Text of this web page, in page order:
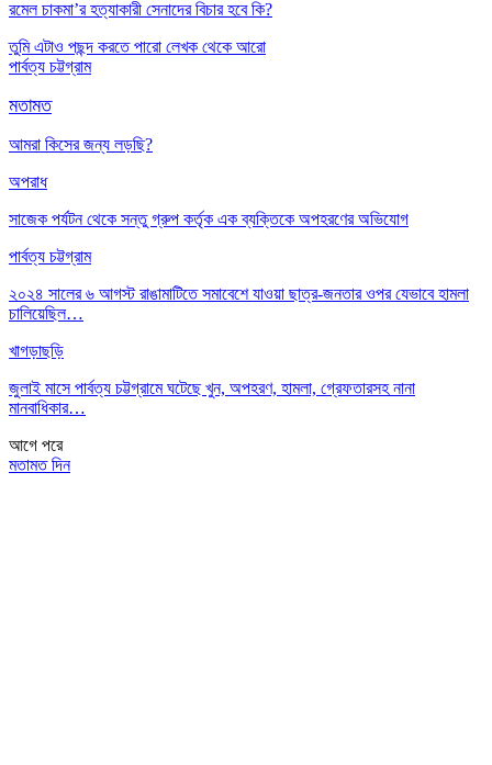
রমেল চাকমা’র হত্যাকারী সেনাদের বিচার হবে কি?
তুমি এটাও পছন্দ করতে পারো লেখক থেকে আরো
পার্বত্য চট্টগ্রাম
মতামত
আমরা কিসের জন্য লড়ছি?
অপরাধ
সাজেক পর্যটন থেকে সন্তু গ্রুপ কর্তৃক এক ব্যক্তিকে অপহরণের অভিযোগ
পার্বত্য চট্টগ্রাম
২০২৪ সালের ৬ আগস্ট রাঙামাটিতে সমাবেশে যাওয়া ছাত্র-জনতার ওপর যেভাবে হামলা
চালিয়েছিল…
খাগড়াছড়ি
জুলাই মাসে পার্বত্য চট্টগ্রামে ঘটেছে খুন, অপহরণ, হামলা, গ্রেফতারসহ নানা
মানবাধিকার…
আগে পরে
মতামত দিন